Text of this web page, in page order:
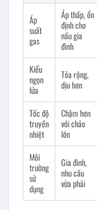
Áp
suất
gas
Áp thấp, ổn
định cho
nấu gia
đình
Kiểu
ngọn
lửa
Tỏa rộng,
dịu hơn
Tốc độ
truyền
nhiệt
Chậm hơn
với chảo
lớn
Môi
trường
sử
dụng
Gia đình,
nhu cầu
vừa phải